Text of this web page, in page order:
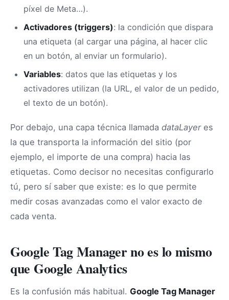
píxel de Meta…).
Activadores (triggers): la condición que dispara
una etiqueta (al cargar una página, al hacer clic
en un botón, al enviar un formulario).
Variables: datos que las etiquetas y los
activadores utilizan (la URL, el valor de un pedido,
el texto de un botón).
Por debajo, una capa técnica llamada dataLayeres
la que transporta la información del sitio (por
ejemplo, el importe de una compra) hacia las
etiquetas. Como decisor no necesitas configurarlo
tú, pero sí saber que existe: es lo que permite
medir cosas avanzadas como el valor exacto de
cada venta.
Google Tag Manager no es lo mismo
que Google Analytics
Es la confusión más habitual. Google Tag Manager